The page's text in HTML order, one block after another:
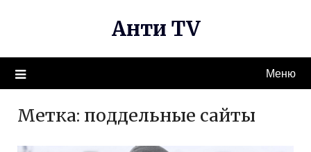
Анти TV
Меню
Метка: поддельные сайты